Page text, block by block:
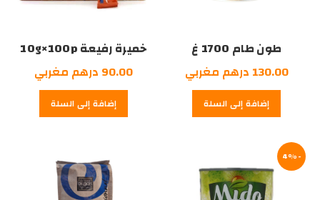
طون طام 1700 غ
130.00 درهم مغربي
إضافة إلى السلة
خميرة رفيعة 10g×100p
90.00 درهم مغربي
إضافة إلى السلة
-4%